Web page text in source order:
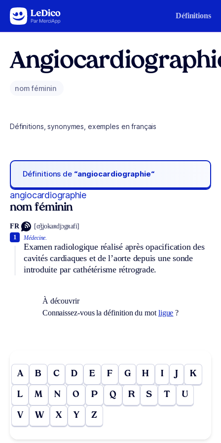
Aller au contenu Définitions
nom féminin
Définitions, synonymes, exemples en français
Définitions de “angiocardiographie“
angiocardiographie
nom féminin
FR [ɑ̃ʒjokaʀdjɔgʀafi]
Médecine.
Examen radiologique réalisé après opacification des
cavités cardiaques et de l’aorte depuis une sonde
introduite par cathétérisme rétrograde.
1
À découvrir
Connaissez-vous la définition du mot ligue ?
A B C D E F G H I J K
L M N O P Q R S T U
V W X Y Z